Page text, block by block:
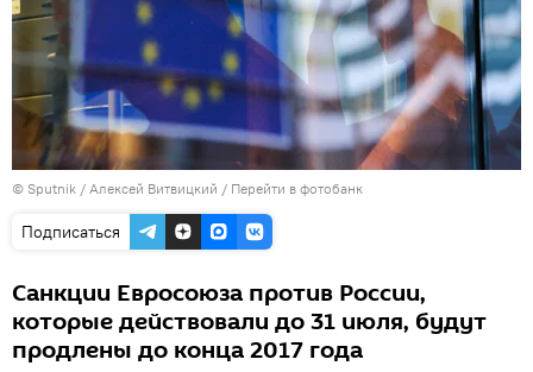
© Sputnik / Алексей Витвицкий / Перейти в фотобанк
Подписаться
Санкции Евросоюза против России,
которые действовали до 31 июля, будут
продлены до конца 2017 года